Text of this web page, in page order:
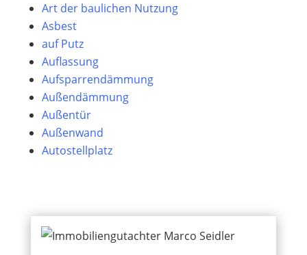
Art der baulichen Nutzung
Asbest
auf Putz
Auflassung
Aufsparrendämmung
Außendämmung
Außentür
Außenwand
Autostellplatz